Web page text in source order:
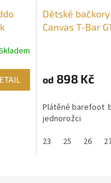
Dětské
Canvas T-Bar
od 898 Kč
Plátěné barefoot
jednorožci
23
25 26